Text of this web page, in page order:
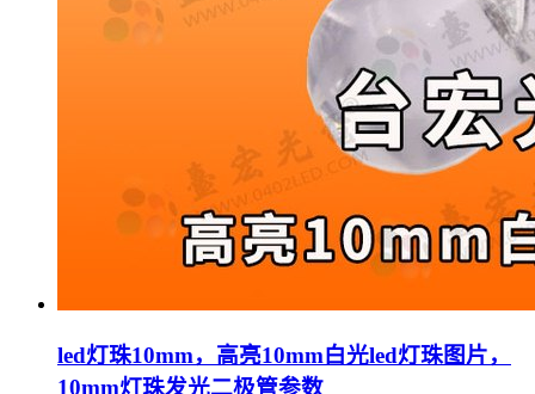
led灯珠10mm，高亮10mm白光led灯珠图片，
10mm灯珠发光二极管参数